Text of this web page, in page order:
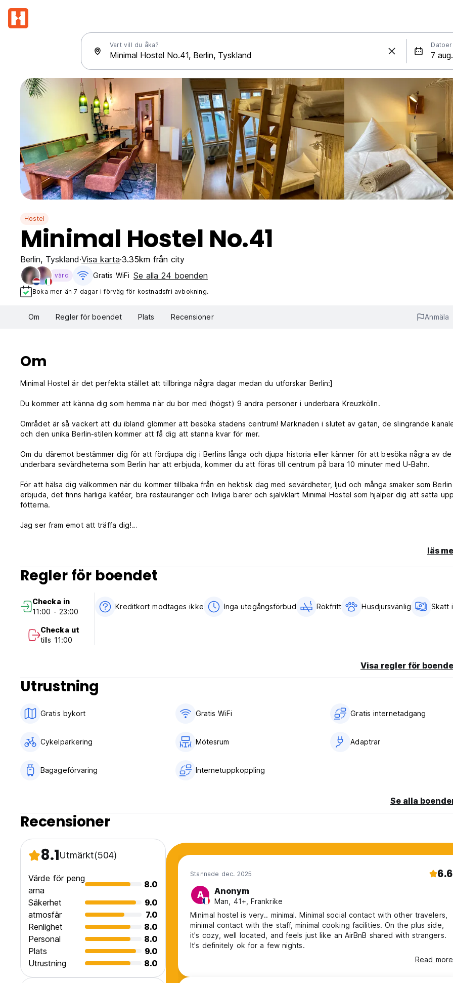
Vart vill du åka? Datoer
Hostel
Minimal Hostel No.41
Berlin, Tyskland Visa karta 3.35km från city
värd Gratis WiFi Se alla 24 boenden
Boka mer än 7 dagar i förväg för kostnadsfri avbokning.
Om Regler för boendet Plats Recensioner Anmäla
Om
Minimal Hostel är det perfekta stället att tillbringa några dagar medan du utforskar Berlin:]
Du kommer att känna dig som hemma när du bor med (högst) 9 andra personer i underbara Kreuzkölln.
Området är så vackert att du ibland glömmer att besöka stadens centrum! Marknaden i slutet av gatan, de slingrande
och den unika Berlin-stilen kommer att få dig att stanna kvar för mer.
Om du däremot bestämmer dig för att fördjupa dig i Berlins långa och djupa historia eller känner för att besöka några av de
underbara sevärdheterna som Berlin har att erbjuda, kommer du att föras till centrum på bara 10 minuter med U-Bahn.
För att hälsa dig välkommen när du kommer tillbaka från en hektisk dag med sevärdheter, ljud och många smaker som
erbjuda, det finns härliga kaféer, bra restauranger och livliga barer och självklart Minimal Hostel som hjälper dig att sätta
fötterna.
Jag ser fram emot att träffa dig!
Vänligen notera:
Incheckning från 09:30 till 13:00
Ungefär en vecka innan din ankomst skickar jag ett mail igen för att få mer information om din ankomsttid. Om du anländer
incheckningstiderna får du din personliga incheckningsinformation via e-post.
Betalning kontant vid ankomst. Vi accepterar inga kreditkort
Frukost ingår ej.
Barnvänlig.
Icke-rökare.
Bagageförvaring är inga problem när som helst. (Auto-translated from original language)
läs
Regler för boendet
Checka in
11:00 - 23:00
Checka ut
tills 11:00
Kreditkort modtages ikke Inga utegångsförbud Rökfritt Husdjursvänlig Skatt
Visa regler för
Utrustning
Gratis bykort Gratis WiFi Gratis internetadgang
Cykelparkering Mötesrum Adaptrar
Bagageförvaring Internetuppkoppling
Se alla
Recensioner
8.1Utmärkt(504)
Värde för peng
arna
8.0
Säkerhet
9.0
atmosfär
7.0
Renlighet
8.0
Personal
8.0
Plats
9.0
Utrustning
8.0
Stannade dec. 2025 6.6
A Anonym
Man, 41+, Frankrike
Minimal hostel is very.. minimal. Minimal social contact with other travelers,
minimal contact with the staff, minimal cooking facilities. On the plus side,
it's cozy, well located, and feels just like an AirBnB shared with strangers.
It's definitely ok for a few nights.
Read more